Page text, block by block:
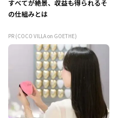
すべてが絶景、収益も得られるそ
の仕組みとは
PR (COCO VILLA on GOETHE)